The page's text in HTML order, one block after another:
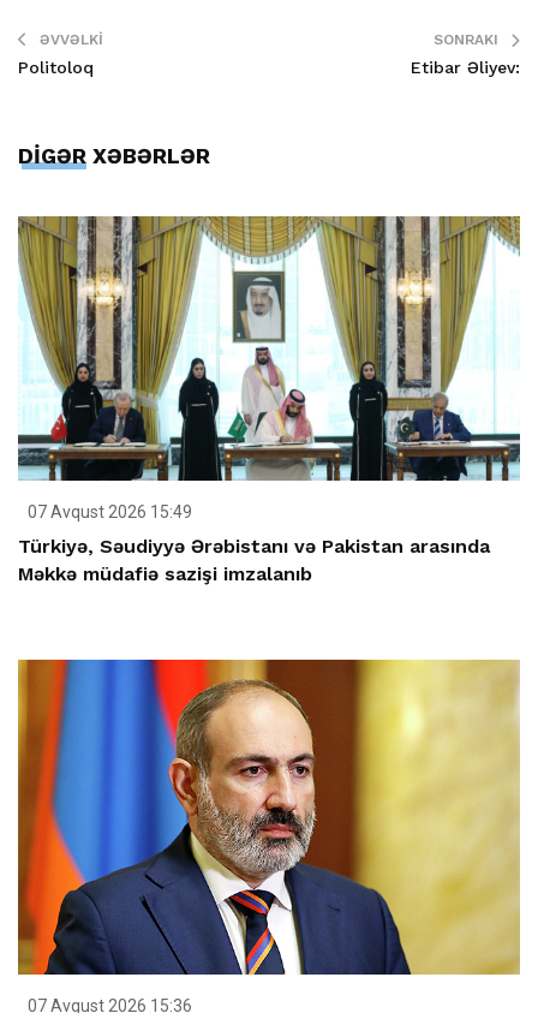
ƏVVƏLKI
Politoloq
SONRAKI
Etibar Əliyev:
DİGƏR XƏBƏRLƏR
07 Avqust 2026 15:49
Türkiyə, Səudiyyə Ərəbistanı və Pakistan arasında
Məkkə müdafiə sazişi imzalanıb
07 Avqust 2026 15:36